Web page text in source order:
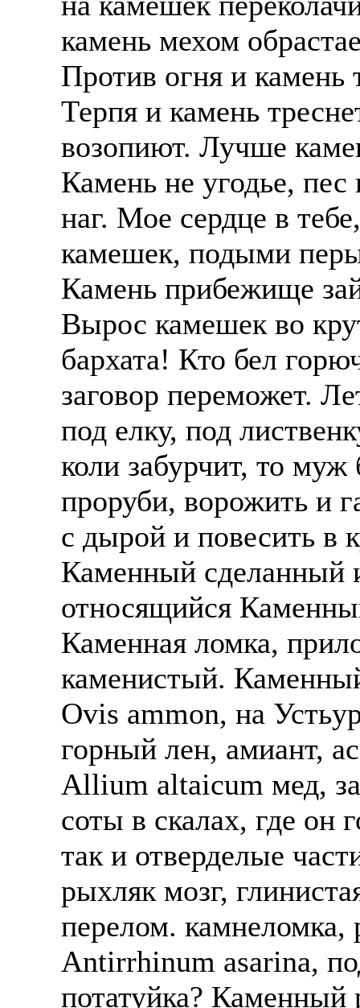
камень мехом
Против огня и камень
Терпя и камень
возопиют. Лучше
Камень не угодье,
наг. Мое сердце в
камешек, подыми
Камень прибежище
Вырос камешек во
бархата! Кто бел
заговор переможет.
под елку, под
коли забурчит, то муж
проруби, ворожить и
с дырой и повесить в
Каменный сделанный
относящийся
Каменная ломка,
каменистый.
Оvis ammon, на
горный лен, амиант,
Аllium altaicum мед,
соты в скалах, где он
так и отверделые
рыхляк мозг,
перелом. камнеломка,
Аntirrhinum asarinа,
потатуйка? Каменный